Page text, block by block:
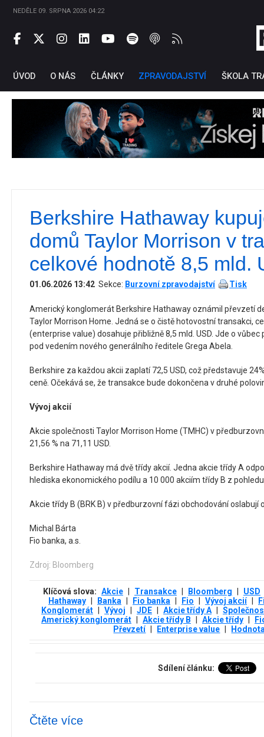
NEDĚLE 09. SRPNA 2026 04:22
ÚVOD O NÁS ČLÁNKY ZPRAVODAJSTVÍ ŠKOLA
Berkshire Hathaway
domů Taylor Morrison v
celkové hodnotě 8,5 mld.
01.06.2026 13:42 Sekce: Burzovní zpravodajství Tisk
Americký konglomerát Berkshire Hathaway oznámil převzetí
Taylor Morrison Home. Jedná se o čistě hotovostní transakci,
(enterprise value) dosahuje přibližně 8,5 mld. USD. Jde o
pod vedením nového generálního ředitele Grega Abela.
Berkshire za každou akcii zaplatí 72,5 USD, což představuje
ceně. Očekává se, že transakce bude dokončena v druhé
Vývoj akcií
Akcie společnosti Taylor Morrison Home (TMHC) v
21,56 % na 71,11 USD.
Berkshire Hathaway má dvě třídy akcií. Jedna akcie třídy A
hlediska ekonomického podílu a 10 000 akciím třídy B z
Akcie třídy B (BRK B) v předburzovní fázi obchodování oslabují
Michal Bárta
Fio banka, a.s.
Zdroj: Bloomberg
Klíčová slova: Akcie Transakce Bloomberg
USD
Hathaway
Banka Fio banka Fio Vývoj akcií
Konglomerát
Vývoj JDE Akcie třídy A
Americký konglomerát
Akcie třídy B Akcie třídy
Převzetí
Enterprise value
Sdílení článku:
Čtěte více